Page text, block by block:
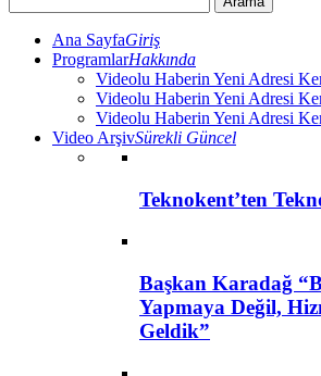
Ana SayfaGiriş
ProgramlarHakkında
Videolu Haberin Yeni Adresi
Videolu Haberin Yeni Adresi
Videolu Haberin Yeni Adresi
Video ArşivSürekli Güncel
Teknokent’ten
Başkan Karadağ
Yapmaya Değil,
Geldik”